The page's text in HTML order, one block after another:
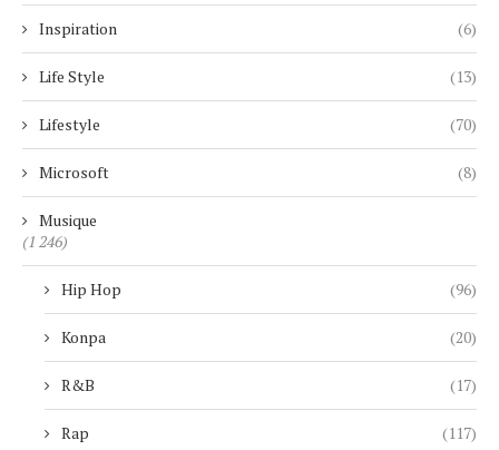
Inspiration (6)
Life Style (13)
Lifestyle (70)
Microsoft (8)
Musique
(1 246)
Hip Hop (96)
Konpa (20)
R&B (17)
Rap (117)